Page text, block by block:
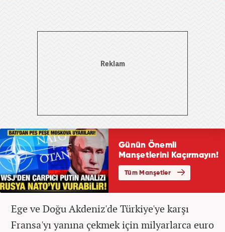
Ege ve Doğu Akdeniz'de Türkiye'ye karşı
Fransa'yı yanına çekmek için milyarlarca euro